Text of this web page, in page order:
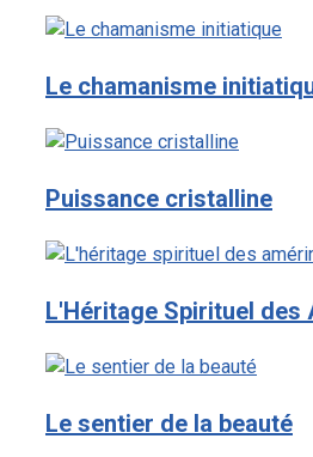
Le chamanisme
Puissance cristalline
L'Héritage Spirituel des
Le sentier de la beauté